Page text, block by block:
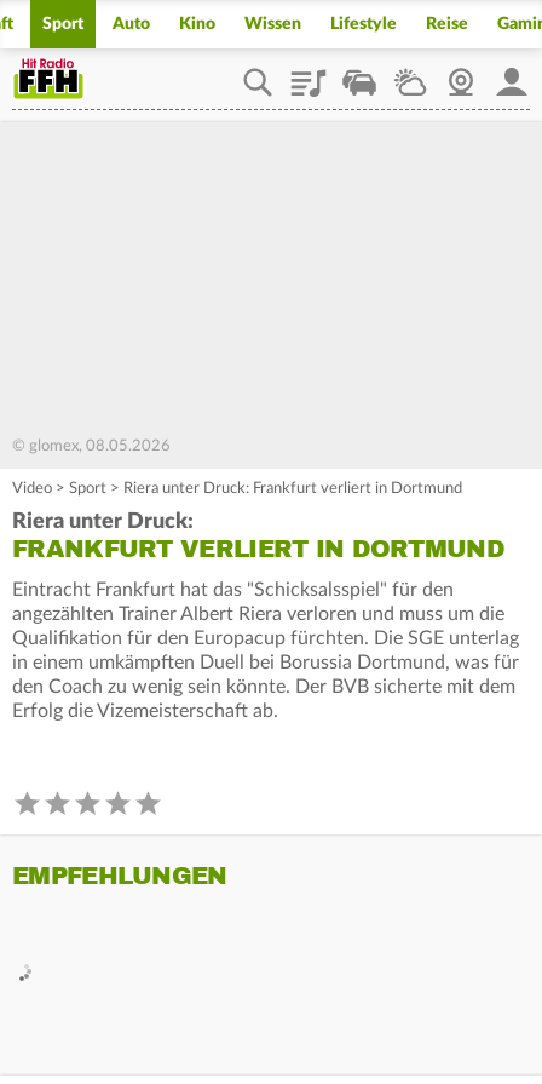
Sport Auto Kino Wissen Lifestyle Reise
PlaylistStaupilotWetterWebcam
© glomex, 08.05.2026
Video > Sport > Riera unter Druck: Frankfurt verliert in Dortmund
Riera unter Druck:
FRANKFURT VERLIERT IN DORTMUND
Eintracht Frankfurt hat das "Schicksalsspiel" für den
angezählten Trainer Albert Riera verloren und muss um die
Qualifikation für den Europacup fürchten. Die SGE unterlag
in einem umkämpften Duell bei Borussia Dortmund, was für
den Coach zu wenig sein könnte. Der BVB sicherte mit dem
Erfolg die Vizemeisterschaft ab.
EMPFEHLUNGEN